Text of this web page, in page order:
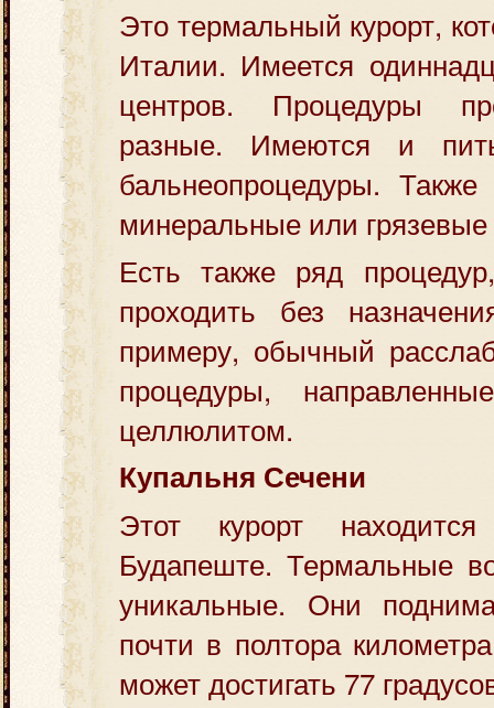
Это термальный курорт,
Италии. Имеется
центров. Процедуры
разные. Имеются и
бальнеопроцедуры.
минеральные или
Есть также ряд
проходить без
примеру, обычный
процедуры,
целлюлитом.
Купальня Сечени
Этот курорт
Будапеште. Термальные
уникальные. Они
почти в полтора
может достигать 77